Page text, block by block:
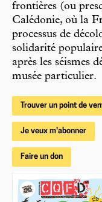
frontières (ou
Calédonie, où la
processus de
solidarité
après les séismes
musée particulier.
Trouver un point de
Je veux m'abonner
Faire un don